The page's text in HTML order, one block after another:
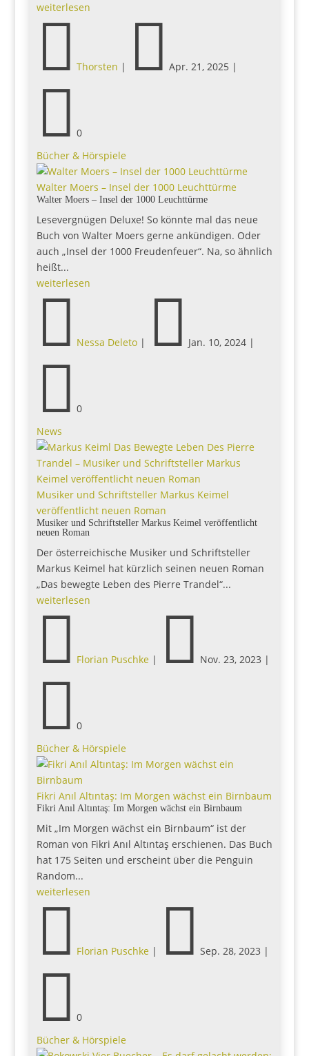
weiterlesen
 Thorsten |  Apr. 21, 2025 |
 0
Bücher & Hörspiele
Walter Moers – Insel der 1000 Leuchttürme
Walter Moers – Insel der 1000 Leuchttürme
Lesevergnügen Deluxe! So könnte mal das neue
Buch von Walter Moers gerne ankündigen. Oder
auch „Insel der 1000 Freudenfeuer“. Na, so ähnlich
heißt...
weiterlesen
 Nessa Deleto|  Jan. 10, 2024|
 0
News
Musiker und Schriftsteller Markus Keimel
veröffentlicht neuen Roman
Musiker und Schriftsteller Markus Keimel veröffentlicht
neuen Roman
Der österreichische Musiker und Schriftsteller
Markus Keimel hat kürzlich seinen neuen Roman
„Das bewegte Leben des Pierre Trandel“...
weiterlesen
 Florian Puschke|  Nov. 23, 2023 |
 0
Bücher & Hörspiele
Fikri Anıl Altıntaş: Im Morgen wächst ein Birnbaum
Fikri Anıl Altıntaş: Im Morgen wächst ein Birnbaum
Mit „Im Morgen wächst ein Birnbaum“ ist der
Roman von Fikri Anıl Altıntaş erschienen. Das Buch
hat 175 Seiten und erscheint über die Penguin
Random...
weiterlesen
 Florian Puschke|  Sep. 28, 2023 |
 0
Bücher & Hörspiele